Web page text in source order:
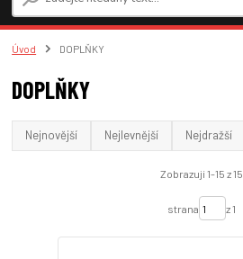
Úvod DOPLŇKY
DOPLŇKY
Nejnovější Nejlevnější Nejdražší
Zobrazuji 1-15 z 15
strana z 1